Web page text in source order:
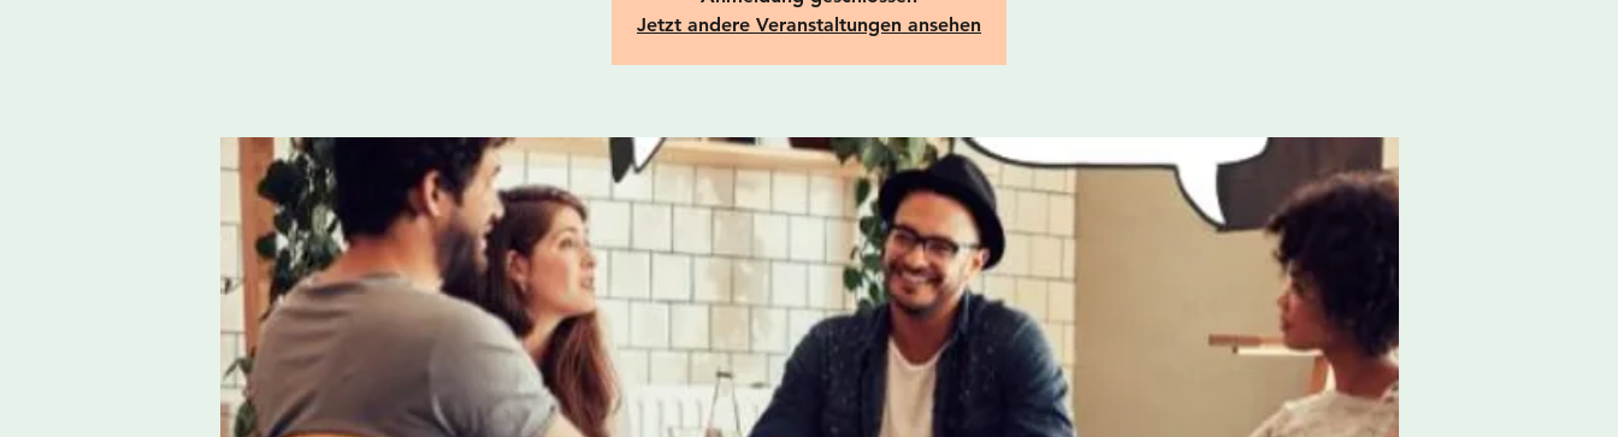
Jetzt andere Veranstaltungen ansehen